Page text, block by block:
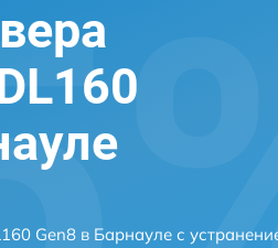
Gen8 в Барнауле с